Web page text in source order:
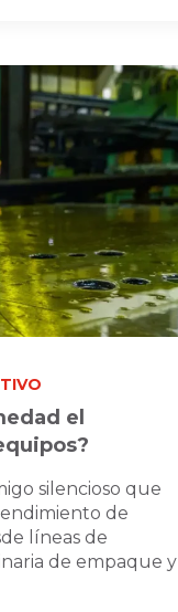
el
silencioso que
de
líneas de
de empaque y